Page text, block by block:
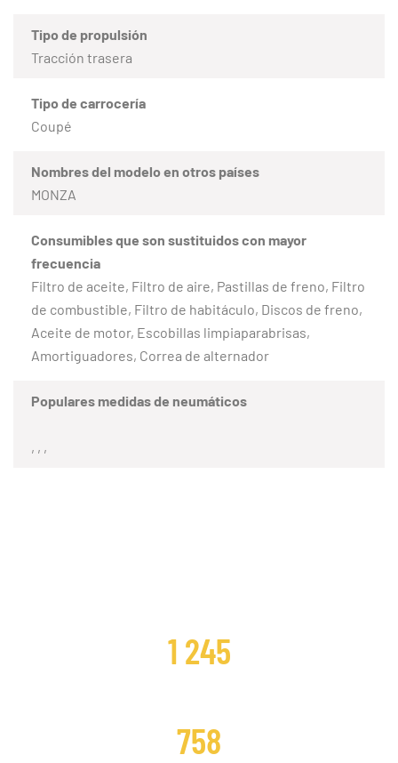
Tipo de propulsión
Tracción trasera
Tipo de carrocería
Coupé
Nombres del modelo en otros países
MONZA
Consumibles que son sustituidos con mayor
frecuencia
Filtro de aceite, Filtro de aire, Pastillas de freno, Filtro
de combustible, Filtro de habitáculo, Discos de freno,
Aceite de motor, Escobillas limpiaparabrisas,
Amortiguadores, Correa de alternador
Populares medidas de neumáticos
, , ,
1 245
758